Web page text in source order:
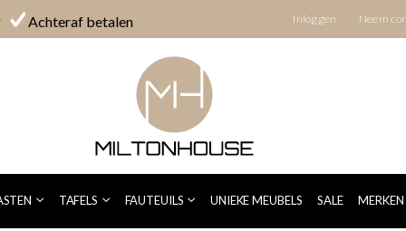
Achteraf betalen Inloggen Neem
TAFELS FAUTEUILS UNIEKE MEUBELS SALE MERKEN